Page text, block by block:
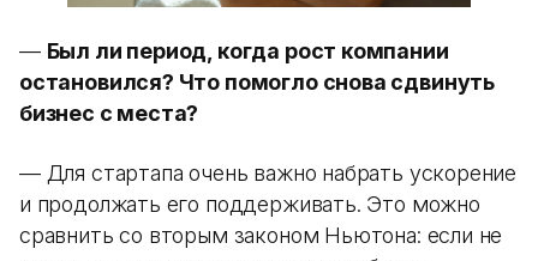
— Был ли период, когда рост компании
остановился? Что помогло снова сдвинуть
бизнес с места?
— Для стартапа очень важно набрать ускорение
и продолжать его поддерживать. Это можно
сравнить со вторым законом Ньютона: если не